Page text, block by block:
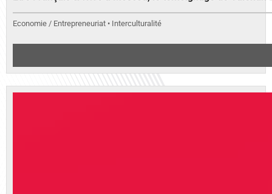
Economie / Entrepreneuriat • Interculturalité